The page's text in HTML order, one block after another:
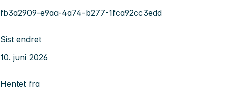
fb3a2909-e9aa-4a74-b277-1fca92cc3edd
Sist endret
10. juni 2026
Hentet fra